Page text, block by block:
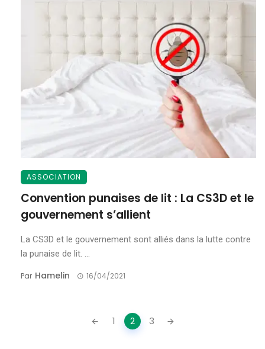
ASSOCIATION
Convention punaises de lit : La CS3D et le
gouvernement s’allient
La CS3D et le gouvernement sont alliés dans la lutte contre
la punaise de lit. ...
Par Hamelin 16/04/2021
1 2 3